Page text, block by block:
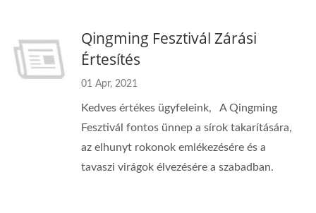
Qingming Fesztivál Zárási
Értesítés
01 Apr, 2021
Kedves értékes ügyfeleink, A Qingming
Fesztivál fontos ünnep a sírok takarítására,
az elhunyt rokonok emlékezésére és a
tavaszi virágok élvezésére a szabadban.